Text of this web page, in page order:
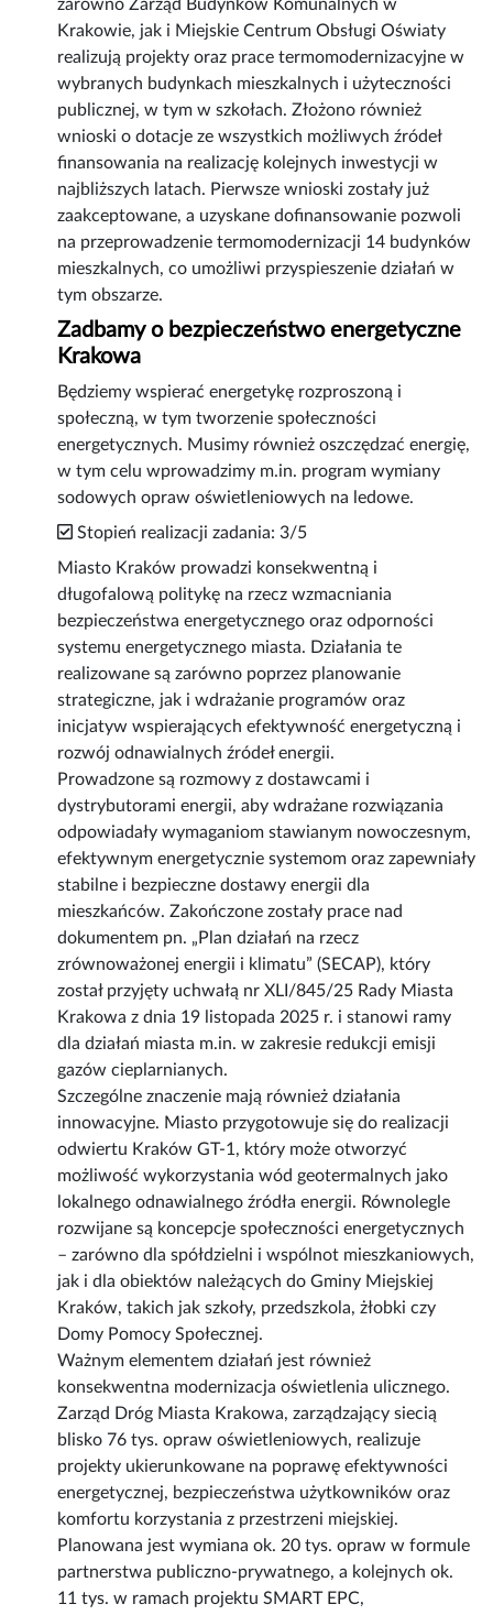
zarówno Zarząd Budynków Komunalnych w
Krakowie, jak i Miejskie Centrum Obsługi Oświaty
realizują projekty oraz prace termomodernizacyjne w
wybranych budynkach mieszkalnych i użyteczności
publicznej, w tym w szkołach. Złożono również
wnioski o dotacje ze wszystkich możliwych źródeł
finansowania na realizację kolejnych inwestycji w
najbliższych latach. Pierwsze wnioski zostały już
zaakceptowane, a uzyskane dofinansowanie pozwoli
na przeprowadzenie termomodernizacji 14 budynków
mieszkalnych, co umożliwi przyspieszenie działań w
tym obszarze.
Zadbamy o bezpieczeństwo energetyczne
Krakowa
Będziemy wspierać energetykę rozproszoną i
społeczną, w tym tworzenie społeczności
energetycznych. Musimy również oszczędzać energię,
w tym celu wprowadzimy m.in. program wymiany
sodowych opraw oświetleniowych na ledowe.
Stopień realizacji zadania: 3/5
Miasto Kraków prowadzi konsekwentną i
długofalową politykę na rzecz wzmacniania
bezpieczeństwa energetycznego oraz odporności
systemu energetycznego miasta. Działania te
realizowane są zarówno poprzez planowanie
strategiczne, jak i wdrażanie programów oraz
inicjatyw wspierających efektywność energetyczną i
rozwój odnawialnych źródeł energii.
Prowadzone są rozmowy z dostawcami i
dystrybutorami energii, aby wdrażane rozwiązania
odpowiadały wymaganiom stawianym nowoczesnym,
efektywnym energetycznie systemom oraz zapewniały
stabilne i bezpieczne dostawy energii dla
mieszkańców. Zakończone zostały prace nad
dokumentem pn. „Plan działań na rzecz
zrównoważonej energii i klimatu” (SECAP), który
został przyjęty uchwałą nr XLI/845/25 Rady Miasta
Krakowa z dnia 19 listopada 2025 r. i stanowi ramy
dla działań miasta m.in. w zakresie redukcji emisji
gazów cieplarnianych.
Szczególne znaczenie mają również działania
innowacyjne. Miasto przygotowuje się do realizacji
odwiertu Kraków GT-1, który może otworzyć
możliwość wykorzystania wód geotermalnych jako
lokalnego odnawialnego źródła energii. Równolegle
rozwijane są koncepcje społeczności energetycznych
– zarówno dla spółdzielni i wspólnot mieszkaniowych,
jak i dla obiektów należących do Gminy Miejskiej
Kraków, takich jak szkoły, przedszkola, żłobki czy
Domy Pomocy Społecznej.
Ważnym elementem działań jest również
konsekwentna modernizacja oświetlenia ulicznego.
Zarząd Dróg Miasta Krakowa, zarządzający siecią
blisko 76 tys. opraw oświetleniowych, realizuje
projekty ukierunkowane na poprawę efektywności
energetycznej, bezpieczeństwa użytkowników oraz
komfortu korzystania z przestrzeni miejskiej.
Planowana jest wymiana ok. 20 tys. opraw w formule
partnerstwa publiczno-prywatnego, a kolejnych ok.
11 tys. w ramach projektu SMART EPC,